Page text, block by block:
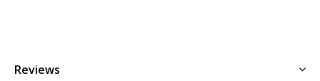
Reviews